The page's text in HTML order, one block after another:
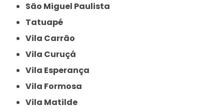
São Miguel Paulista
Tatuapé
Vila Carrão
Vila Curuçá
Vila Esperança
Vila Formosa
Vila Matilde